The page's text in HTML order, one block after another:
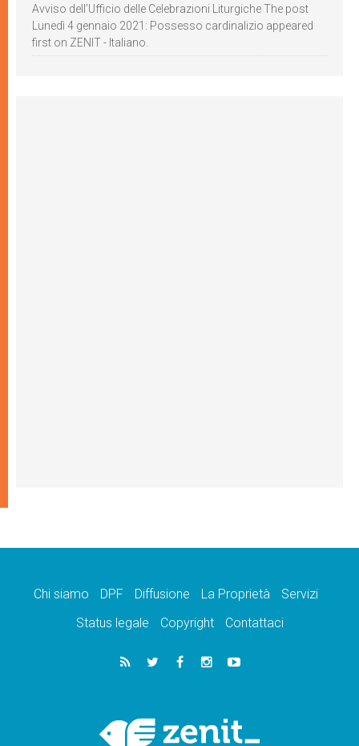
Avviso dell’Ufficio delle Celebrazioni Liturgiche The post
Lunedì 4 gennaio 2021: Possesso cardinalizio appeared
first on ZENIT - Italiano.
Chi siamo DPF Diffusione La Proprietà
Servizi
Status legale
Copyright Contattaci